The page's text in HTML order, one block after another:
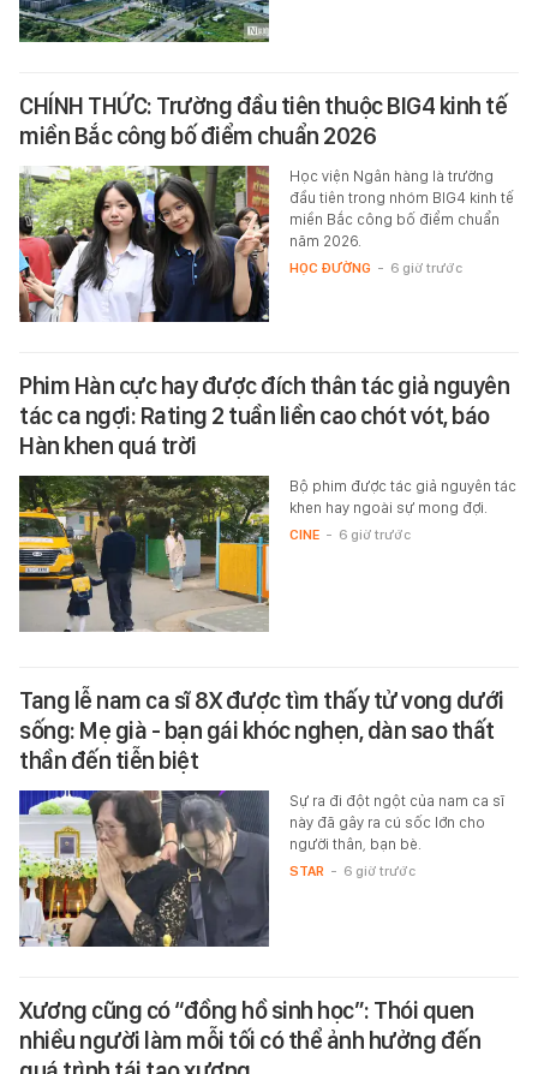
CHÍNH THỨC: Trường đầu tiên thuộc BIG4 kinh tế
miền Bắc công bố điểm chuẩn 2026
Học viện Ngân hàng là trường
đầu tiên trong nhóm BIG4 kinh tế
miền Bắc công bố điểm chuẩn
năm 2026.
HỌC ĐƯỜNG - 6 giờ trước
Phim Hàn cực hay được đích thân tác giả nguyên
tác ca ngợi: Rating 2 tuần liền cao chót vót, báo
Hàn khen quá trời
Bộ phim được tác giả nguyên tác
khen hay ngoài sự mong đợi.
CINE - 6 giờ trước
Tang lễ nam ca sĩ 8X được tìm thấy tử vong dưới
sống: Mẹ già - bạn gái khóc nghẹn, dàn sao thất
thần đến tiễn biệt
Sự ra đi đột ngột của nam ca sĩ
này đã gây ra cú sốc lớn cho
người thân, bạn bè.
STAR - 6 giờ trước
Xương cũng có “đồng hồ sinh học”: Thói quen
nhiều người làm mỗi tối có thể ảnh hưởng đến